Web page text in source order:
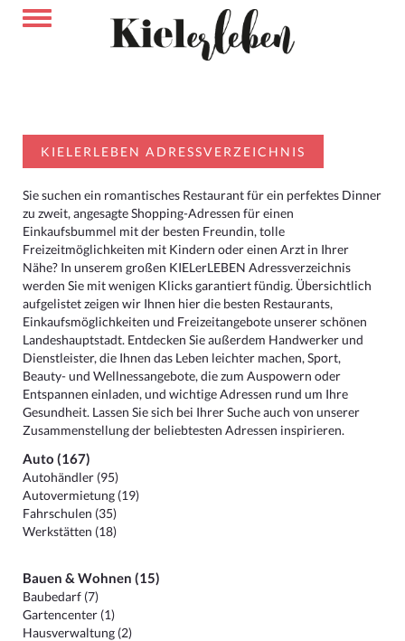
KIELERLEBEN ADRESSVERZEICHNIS
Sie suchen ein romantisches Restaurant für ein perfektes Dinner
zu zweit, angesagte Shopping-Adressen für einen
Einkaufsbummel mit der besten Freundin, tolle
Freizeitmöglichkeiten mit Kindern oder einen Arzt in Ihrer
Nähe? In unserem großen KIELerLEBEN Adressverzeichnis
werden Sie mit wenigen Klicks garantiert fündig. Übersichtlich
aufgelistet zeigen wir Ihnen hier die besten Restaurants,
Einkaufsmöglichkeiten und Freizeitangebote unserer schönen
Landeshauptstadt. Entdecken Sie außerdem Handwerker und
Dienstleister, die Ihnen das Leben leichter machen, Sport,
Beauty- und Wellnessangebote, die zum Auspowern oder
Entspannen einladen, und wichtige Adressen rund um Ihre
Gesundheit. Lassen Sie sich bei Ihrer Suche auch von unserer
Zusammenstellung der beliebtesten Adressen inspirieren.
Auto (167)
Autohändler (95)
Autovermietung (19)
Fahrschulen (35)
Werkstätten (18)
Bauen & Wohnen (15)
Baubedarf (7)
Gartencenter (1)
Hausverwaltung (2)